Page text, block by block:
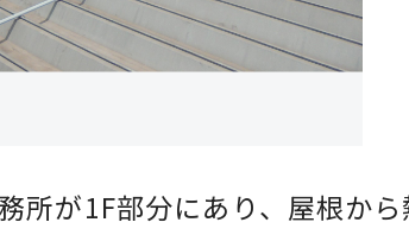
所が1F部分にあり、屋根か